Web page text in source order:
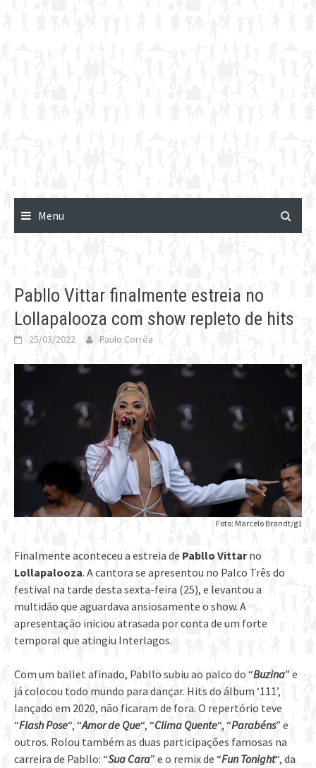
Menu
Pabllo Vittar finalmente estreia no
Lollapalooza com show repleto de hits
25/03/2022 Paulo Corrêa
Foto: Marcelo Brandt/g1
Finalmente aconteceu a estreia de Pabllo Vittarno
Lollapalooza. A cantora se apresentou no Palco Três do
festival na tarde desta sexta-feira (25), e levantou a
multidão que aguardava ansiosamente o show. A
apresentação iniciou atrasada por conta de um forte
temporal que atingiu Interlagos.
Com um ballet afinado, Pabllo subiu ao palco do “Buzina” e
já colocou todo mundo para dançar. Hits do álbum ‘111’,
lançado em 2020, não ficaram de fora. O repertório teve
“Flash Pose“, “Amor de Que“, “Clima Quente“, “Parabéns” e
outros. Rolou também as duas participações famosas na
carreira de Pabllo: “Sua Cara” e o remix de “Fun Tonight“, da